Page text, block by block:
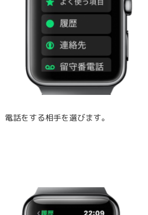
電話をする相手を選びます。